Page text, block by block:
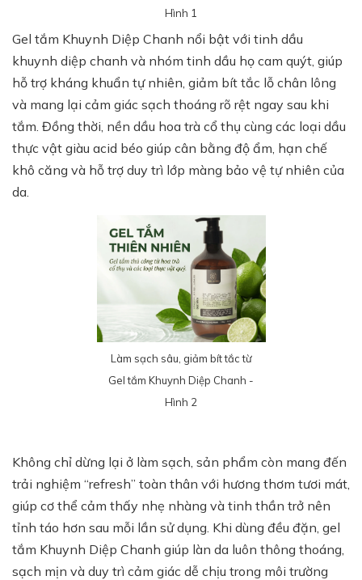
Hình 1
Gel tắm Khuynh Diệp Chanh nổi bật với tinh dầu
khuynh diệp chanh và nhóm tinh dầu họ cam quýt, giúp
hỗ trợ kháng khuẩn tự nhiên, giảm bít tắc lỗ chân lông
và mang lại cảm giác sạch thoáng rõ rệt ngay sau khi
tắm. Đồng thời, nền dầu hoa trà cổ thụ cùng các loại dầu
thực vật giàu acid béo giúp cân bằng độ ẩm, hạn chế
khô căng và hỗ trợ duy trì lớp màng bảo vệ tự nhiên của
da.
Làm sạch sâu, giảm bít tắc từ
Gel tắm Khuynh Diệp Chanh -
Hình 2
Không chỉ dừng lại ở làm sạch, sản phẩm còn mang đến
trải nghiệm “refresh” toàn thân với hương thơm tươi mát,
giúp cơ thể cảm thấy nhẹ nhàng và tinh thần trở nên
tỉnh táo hơn sau mỗi lần sử dụng. Khi dùng đều đặn, gel
tắm Khuynh Diệp Chanh giúp làn da luôn thông thoáng,
sạch mịn và duy trì cảm giác dễ chịu trong môi trường